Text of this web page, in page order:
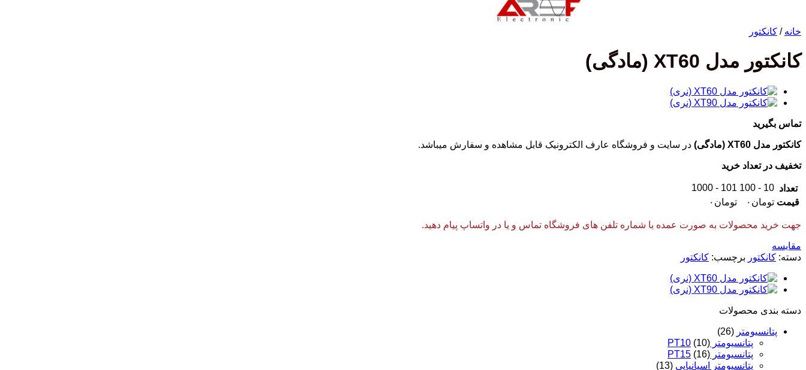
خانه / کانکتور
کانکتور مدل XT60 (مادگی)
تماس بگیرید
کانکتور مدل XT60 (مادگی) در سایت و فروشگاه عارف الکترونیک قابل مشاهده و سفارش میباشد.
تخفیف در تعداد خرید
تعداد 10 - 100
101 - 1000
قیمت تومان ۰ تومان ۰
جهت خرید محصولات به صورت عمده با شماره تلفن های فروشگاه تماس و یا در واتساپ پیام دهید.
مقایسه
دسته: کانکتور برچسب: کانکتور
دسته‌ بندی محصولات
پتانسیومتر (26)
پتانسیومتر PT10 (10)
پتانسیومتر PT15 (16)
پتانسیومتر اسپانیایی (13)